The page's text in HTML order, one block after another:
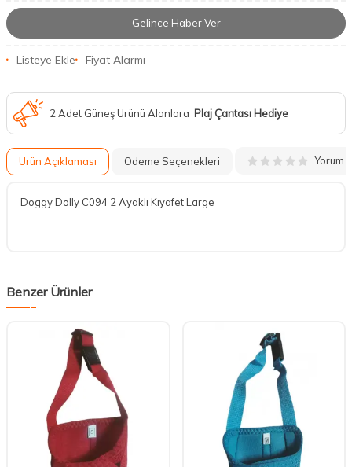
Gelince Haber Ver
Listeye Ekle Fiyat Alarmı
2 Adet Güneş Ürünü Alanlara Plaj Çantası Hediye
Ürün Açıklaması Ödeme Seçenekleri Yorum
Doggy Dolly C094 2 Ayaklı Kıyafet Large
Benzer Ürünler